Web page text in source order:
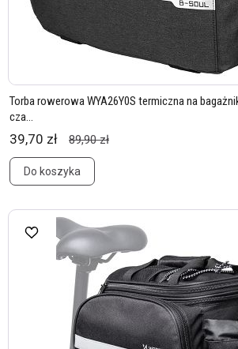
Torba rowerowa WYA26Y0S termiczna na
cza...
39,70 zł 89,90 zł
Do koszyka